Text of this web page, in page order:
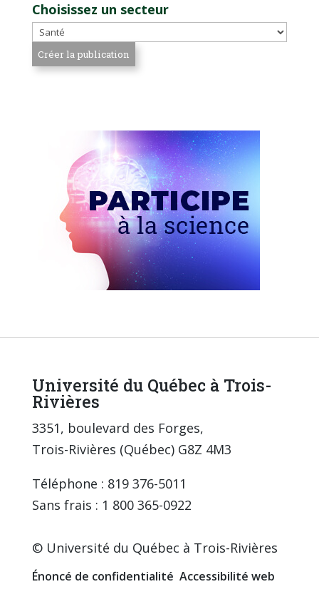
Choisissez un secteur
Université du Québec à Trois-
Rivières
3351, boulevard des Forges,
Trois-Rivières (Québec) G8Z 4M3
Téléphone : 819 376-5011
Sans frais : 1 800 365-0922
© Université du Québec à Trois-Rivières
Énoncé de confidentialité Accessibilité web